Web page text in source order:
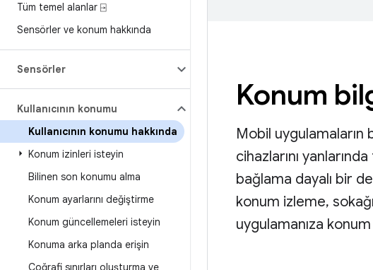
Tüm temel alanlar ⍈
Sensörler ve konum hakkında
Sensörler
Kullanıcının konumu
Kullanıcının konumu hakkında
Konum izinleri isteyin
Bilinen son konumu alma
Konum ayarlarını değiştirme
Konum güncellemeleri isteyin
Konuma arka planda erişin
Coğrafi sınırları oluşturma ve
Konum
Mobil uygulamaların
cihazlarını
bağlama dayalı bir
konum izleme,
uygulamanıza konum